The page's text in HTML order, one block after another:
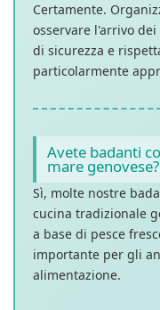
Certamente.
osservare l'arrivo
di sicurezza e
particolarmente
Avete badanti
mare genovese?
Sì, molte nostre
cucina tradizionale
a base di pesce
importante per gli
alimentazione.